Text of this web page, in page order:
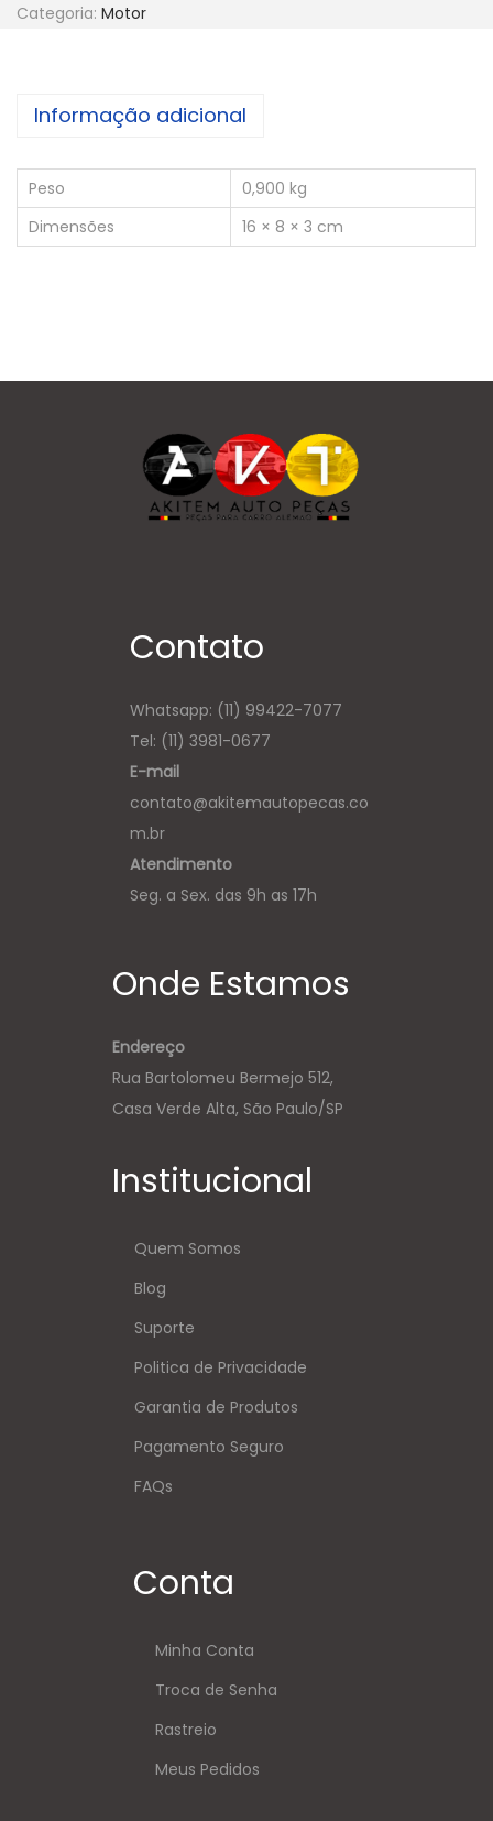
Categoria: Motor
Informação adicional
Peso
0,900 kg
Dimensões
16 × 8 × 3 cm
Contato
Whatsapp: (11) 99422-7077
Tel: (11) 3981-0677
E-mail
contato@akitemautopecas.co
m.br
Atendimento
Seg. a Sex. das 9h as 17h
Onde Estamos
Endereço
Rua Bartolomeu Bermejo 512,
Casa Verde Alta, São Paulo/SP
Institucional
Quem Somos
Blog
Suporte
Politica de Privacidade
Garantia de Produtos
Pagamento Seguro
FAQs
Conta
Minha Conta
Troca de Senha
Rastreio
Meus Pedidos